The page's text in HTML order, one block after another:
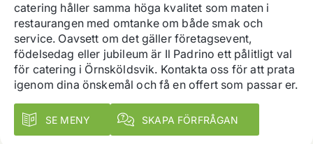
catering håller samma höga kvalitet som maten i
restaurangen med omtanke om både smak och
service. Oavsett om det gäller företagsevent,
födelsedag eller jubileum är Il Padrino ett pålitligt val
för catering i Örnsköldsvik. Kontakta oss för att prata
igenom dina önskemål och få en offert som passar er.
SE MENY SKAPA FÖRFRÅGAN